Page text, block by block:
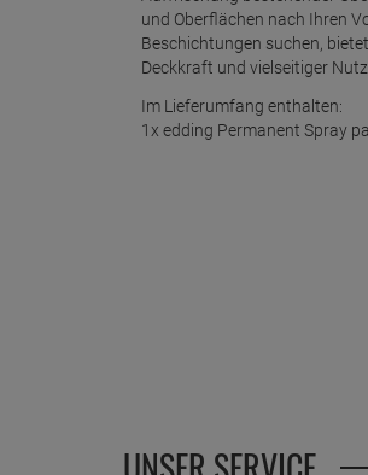
und Oberflächen nach Ihren
Beschichtungen suchen,
Deckkraft und vielseitiger
Im Lieferumfang enthalten:
1x edding Permanent Spray